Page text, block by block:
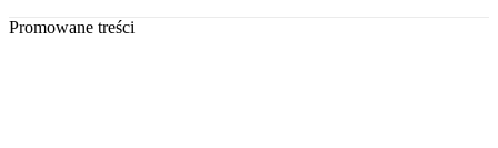
Promowane treści